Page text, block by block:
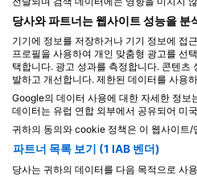
하는 다이빙 종류를
높습니다!
당사와 파트너는 웹사이트 성능을
기기에 정보를 저장하거나 기기 정보에 접
프로필을 사용하여 개인 맞춤형 광고를 선
택합니다. 광고 성과를 측정합니다. 콘텐츠
발하고 개선합니다. 제한된 데이터를 사용
Google의 데이터 사용에 대한 자세한 정
데이터는 유럽 연합 외부에서 공유되어 미
귀하의 동의와 cookie 정책은 이 웹사이트/
파트너 목록 보기 (1 IAB 벤더)
당사는 귀하의 데이터를 다음 목적으로 사